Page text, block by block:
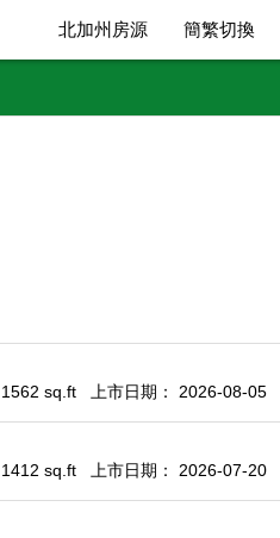
北加州房源 簡繁切換
sq.ft 上市日期： 2026-08-05
sq.ft 上市日期： 2026-07-20